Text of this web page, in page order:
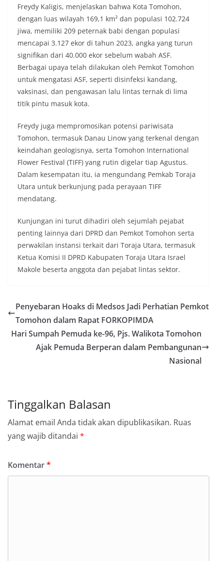
Freydy Kaligis, menjelaskan bahwa Kota Tomohon,
dengan luas wilayah 169,1 km² dan populasi 102.724
jiwa, memiliki 209 peternak babi dengan populasi
mencapai 3.127 ekor di tahun 2023, angka yang turun
signifikan dari 40.000 ekor sebelum wabah ASF.
Berbagai upaya telah dilakukan oleh Pemkot Tomohon
untuk mengatasi ASF, seperti disinfeksi kandang,
vaksinasi, dan pengawasan lalu lintas ternak di lima
titik pintu masuk kota.
Freydy juga mempromosikan potensi pariwisata
Tomohon, termasuk Danau Linow yang terkenal dengan
keindahan geologisnya, serta Tomohon International
Flower Festival (TIFF) yang rutin digelar tiap Agustus.
Dalam kesempatan itu, ia mengundang Pemkab Toraja
Utara untuk berkunjung pada perayaan TIFF
mendatang.
Kunjungan ini turut dihadiri oleh sejumlah pejabat
penting lainnya dari DPRD dan Pemkot Tomohon serta
perwakilan instansi terkait dari Toraja Utara, termasuk
Ketua Komisi II DPRD Kabupaten Toraja Utara Israel
Makole beserta anggota dan pejabat lintas sektor.
Penyebaran Hoaks di Medsos Jadi Perhatian Pemkot
Tomohon dalam Rapat FORKOPIMDA
Hari Sumpah Pemuda ke-96, Pjs. Walikota Tomohon
Ajak Pemuda Berperan dalam Pembangunan
Nasional
Tinggalkan Balasan
Alamat email Anda tidak akan dipublikasikan. Ruas
yang wajib ditandai *
Komentar*